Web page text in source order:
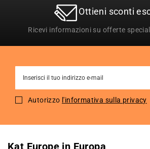
Ottieni sconti
Ricevi informazioni su offerte
for
Autorizzo l'informativa sulla privacy
Kat Europe in Europa